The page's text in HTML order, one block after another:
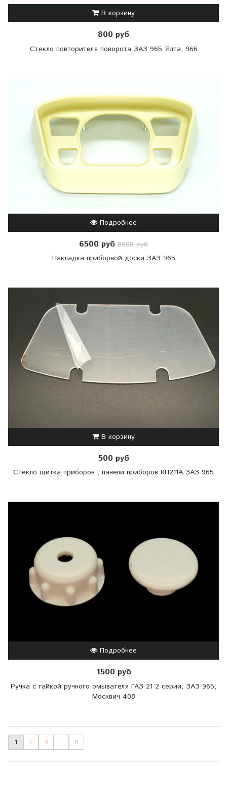
В корзину
800 руб
Стекло повторителя поворота ЗАЗ 965 Ялта, 966
Подробнее
6500 руб 8000 руб
Накладка приборной доски ЗАЗ 965
В корзину
500 руб
Стекло щитка приборов , панели приборов КП211А ЗАЗ 965
Подробнее
1500 руб
Ручка с гайкой ручного омывателя ГАЗ 21 2 серии, ЗАЗ 965,
Москвич 408
1 2 3 … 9